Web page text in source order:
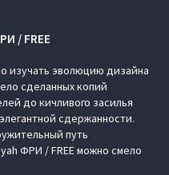
/ FREE
изучать эволюцию дизайна
сделанных копий
до кичливого засилья
сдержанности.
путь
ФРИ / FREE можно смело